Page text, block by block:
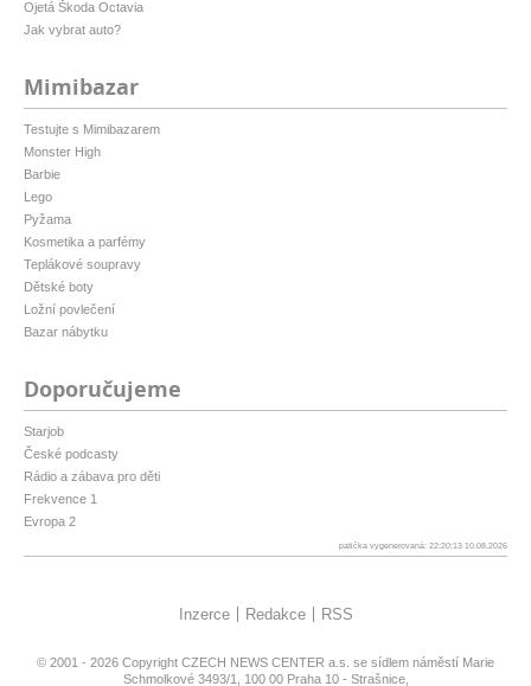
Ojetá Škoda Octavia
Jak vybrat auto?
Mimibazar
Testujte s Mimibazarem
Monster High
Barbie
Lego
Pyžama
Kosmetika a parfémy
Teplákové soupravy
Dětské boty
Ložní povlečení
Bazar nábytku
Doporučujeme
Starjob
České podcasty
Rádio a zábava pro děti
Frekvence 1
Evropa 2
patička vygenerovaná: 22:20:13 10.08.2026
Inzerce Redakce RSS
© 2001 - 2026 Copyright CZECH NEWS CENTER a.s. se sídlem náměstí Marie
Schmolkové 3493/1, 100 00 Praha 10 - Strašnice,